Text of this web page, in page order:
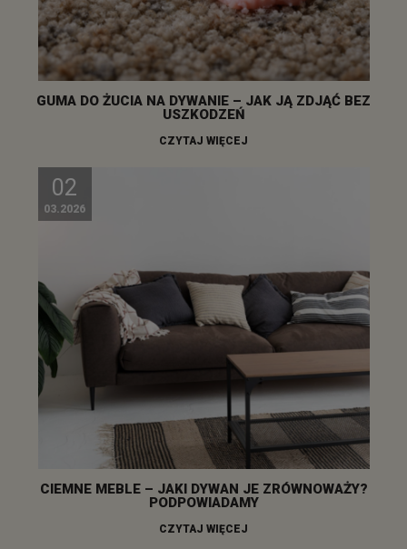
GUMA DO ŻUCIA NA DYWANIE – JAK JĄ ZDJĄĆ BEZ
USZKODZEŃ
CZYTAJ WIĘCEJ
02
03.2026
CIEMNE MEBLE – JAKI DYWAN JE ZRÓWNOWAŻY?
PODPOWIADAMY
CZYTAJ WIĘCEJ